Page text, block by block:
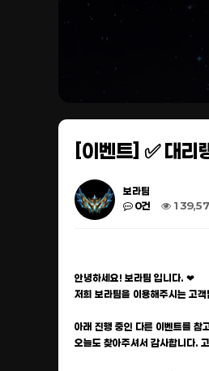
[이벤트] ✅ 대
보라팀
0건
안녕하세요! 보라팀 입니다. ❤
저희 보라팀을 이용해주시는 고
아래 진행 중인 다른 이벤트를 참
오늘도 찾아주셔서 감사합니다.